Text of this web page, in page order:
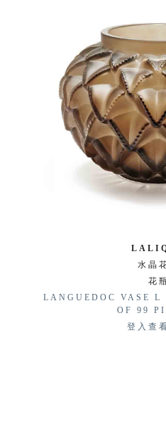
水晶
花
LANGUEDOC VASE
OF 99
登入查